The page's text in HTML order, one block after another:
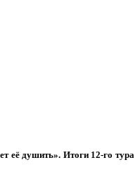
её душить». Итоги 12-го тура